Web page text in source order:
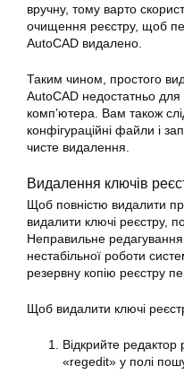
вручну, тому варто
очищення реєстру, щоб
AutoCAD видалено.
Таким чином, простого
AutoCAD недостатньо
комп’ютера. Вам також
конфігураційні файли і
чисте видалення.
Видалення ключів
Щоб повністю видалити
видалити ключі реєстру,
Неправильне
нестабільної роботи
резервну копію реєстру
Щоб видалити ключі
Відкрийте
«regedit» у полі